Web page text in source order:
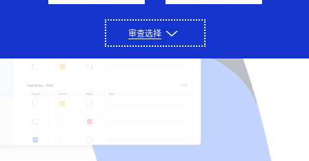
接受网上、销售点以及呼叫中心的付款。
帮助最大限度地减少欺诈损失并增加收入。
支付安全
保护敏感的支付数据并简化 PCI DSS 合规工作。
金融服务公司
我们通过金融合作伙伴提供解决方案。
技术合作伙伴
与领先的技术和基础设施提供商建立联系。
解决方案合作伙伴
我们的编码环境为您提供了各种工具，用于构建可在全
球范围内扩大规模的无摩擦支付解决方案。
详细了解
API 参考资料
联系我们屡获殊荣的客户支持团队，或直接联系销售人
员。
支持中心
关于我们
Cybersource 提供一整套在线和面对面服务，可简化支
登录
审查选择